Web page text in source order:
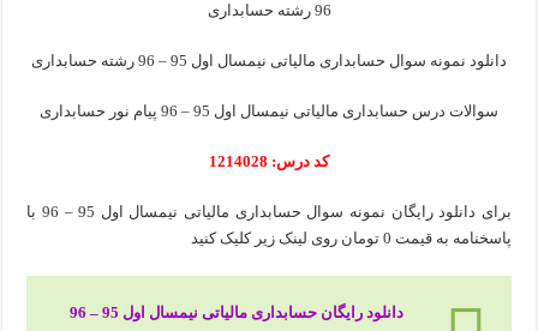
96 رشته حسابداری
دانلود نمونه سوال حسابداری مالیاتی نیمسال اول 95 – 96 رشته حسابداری
سوالات درس حسابداری مالیاتی نیمسال اول 95 – 96 پیام نور حسابداری
کد درس: 1214028
برای دانلود رایگان نمونه سوال حسابداری مالیاتی نیمسال اول 95 – 96 با
پاسخنامه به قیمت 0 تومان روی لینک زیر کلیک کنید
دانلود رایگان حسابداری مالیاتی نیمسال اول 95 – 96